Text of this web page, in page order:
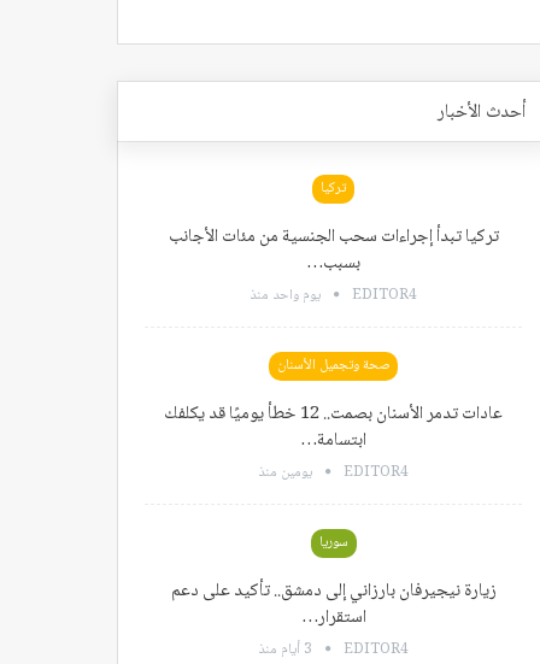
أحدث الأخبار
تركيا
تركيا تبدأ إجراءات سحب الجنسية من مئات الأجانب
بسبب…
EDITOR4 يوم واحد منذ
صحة وتجميل الأسنان
عادات تدمر الأسنان بصمت.. 12 خطأ يوميًا قد يكلفك
ابتسامة…
EDITOR4 يومين منذ
سوريا
زيارة نيجيرفان بارزاني إلى دمشق.. تأكيد على دعم
استقرار…
EDITOR4 3 أيام منذ